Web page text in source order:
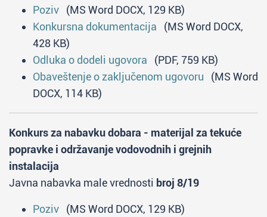
Poziv (MS Word DOCX, 129 KB)
Konkursna dokumentacija (MS Word DOCX,
428 KB)
Odluka o dodeli ugovora (PDF, 759 KB)
Obaveštenje o zaključenom ugovoru (MS Word
DOCX, 114 KB)
Konkurs za nabavku dobara - materijal za tekuće
popravke i održavanje vodovodnih i grejnih
instalacija
Javna nabavka male vrednosti broj 8/19
Poziv (MS Word DOCX, 129 KB)